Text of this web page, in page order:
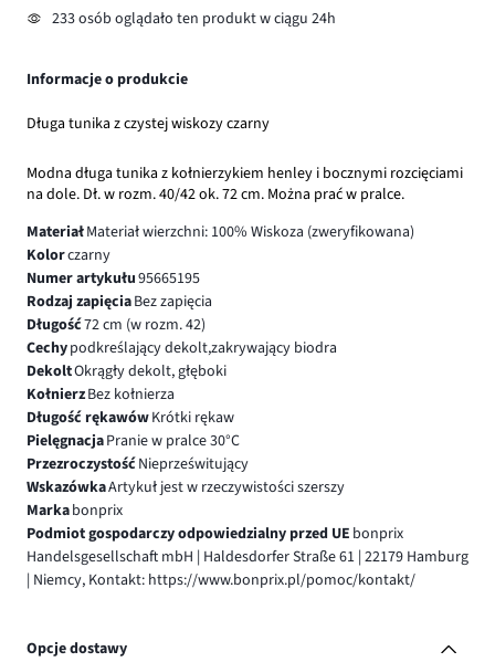
233 osób oglądało ten produkt w ciągu 24h
Informacje o produkcie
Długa tunika z czystej wiskozy czarny
Modna długa tunika z kołnierzykiem henley i bocznymi rozcięciami
na dole. Dł. w rozm. 40/42 ok. 72 cm. Można prać w pralce.
MateriałMateriał wierzchni: 100% Wiskoza (zweryfikowana)
Kolorczarny
Numer artykułu95665195
Rodzaj zapięciaBez zapięcia
Długość72 cm (w rozm. 42)
Cechypodkreślający dekolt,zakrywający biodra
DekoltOkrągły dekolt, głęboki
KołnierzBez kołnierza
Długość rękawówKrótki rękaw
PielęgnacjaPranie w pralce 30°C
PrzezroczystośćNieprześwitujący
WskazówkaArtykuł jest w rzeczywistości szerszy
Markabonprix
Podmiot gospodarczy odpowiedzialny przed UE bonprix
Handelsgesellschaft mbH | Haldesdorfer Straße 61 | 22179 Hamburg
| Niemcy, Kontakt: https://www.bonprix.pl/pomoc/kontakt/
Opcje dostawy